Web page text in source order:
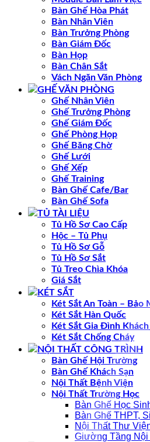
Bàn Ghế Hòa Phát
Bàn Nhân Viên
Bàn Trưởng Phòng
Bàn Giám Đốc
Bàn Họp
Bàn Chân Sắt
Vách Ngăn Văn Phòng
GHẾ VĂN PHÒNG
Ghế Nhân Viên
Ghế Trưởng Phòng
Ghế Giám Đốc
Ghế Phòng Họp
Ghế Băng Chờ
Ghế Lưới
Ghế Xếp
Ghế Training
Bàn Ghế Cafe/Bar
Bàn Ghế Sofa
TỦ TÀI LIỆU
Tủ Hồ Sơ Cao Cấp
Hộc – Tủ Phụ
Tủ Hồ Sơ Gỗ
Tủ Hồ Sơ Sắt
Tủ Treo Chìa Khóa
Giá Sắt
KÉT SẮT
Két Sắt An Toàn – Bảo
Két Sắt Hàn Quốc
Két Sắt Gia Đình Khách
Két Sắt Chống Cháy
NỘI THẤT CÔNG TRÌNH
Bàn Ghế Hội Trường
Bàn Ghế Khách Sạn
Nội Thất Bệnh Viện
Nội Thất Trường Học
Bàn Ghế Học
Bàn Ghế THPT,
Nội Thất Thư
Giường Tầng Nội